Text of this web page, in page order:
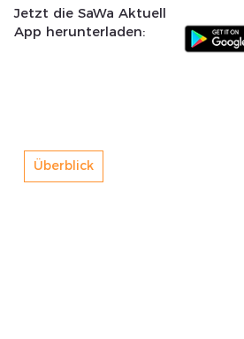
Jetzt die SaWa Aktuell
App herunterladen:
Überblick